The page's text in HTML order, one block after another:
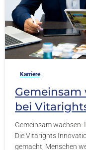
Karriere
Gemeinsam
bei
Gemeinsam
Die Vitarights
gemacht, Menschen